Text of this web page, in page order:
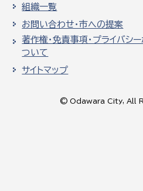
組織一覧
お問い合わせ・市への提案
著作権・免責事項・プライバシ
ついて
サイトマップ
© Odawara City, All